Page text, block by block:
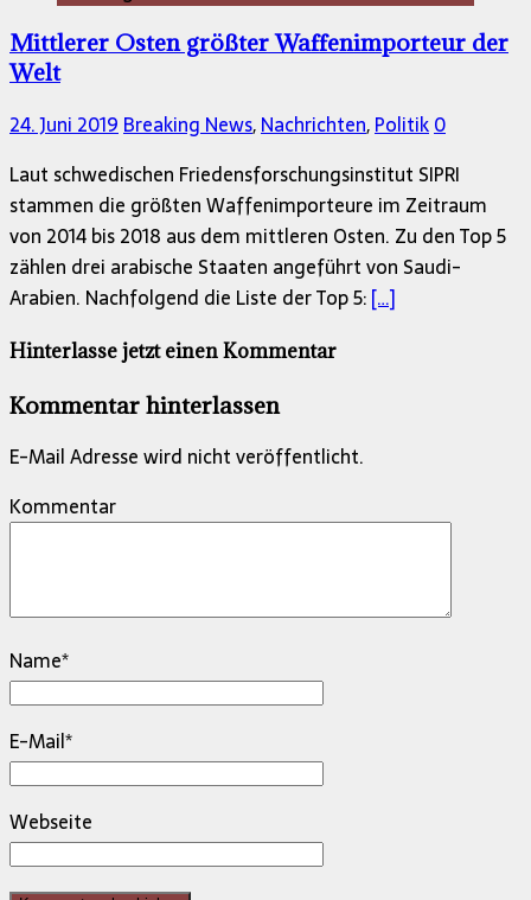
Mittlerer Osten größter Waffenimporteur der
Welt
24. Juni 2019 Breaking News,Nachrichten,Politik0
Laut schwedischen Friedensforschungsinstitut SIPRI
stammen die größten Waffenimporteure im Zeitraum
von 2014 bis 2018 aus dem mittleren Osten. Zu den Top 5
zählen drei arabische Staaten angeführt von Saudi-
Arabien. Nachfolgend die Liste der Top 5:[…]
Hinterlasse jetzt einen Kommentar
Kommentar hinterlassen
E-Mail Adresse wird nicht veröffentlicht.
Kommentar
Name*
E-Mail*
Webseite